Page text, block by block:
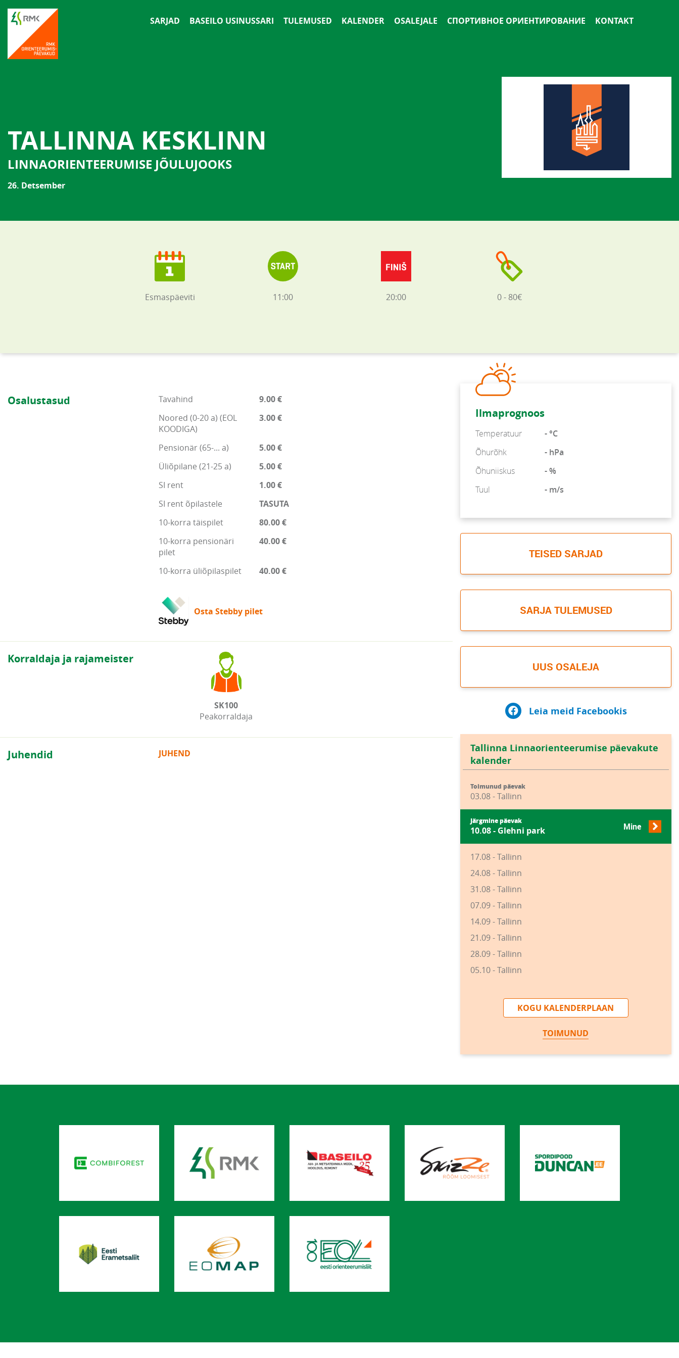
SARJAD BASEILO USINUSSARI TULEMUSED KALENDER OSALEJALE СПОРТИВНОЕ ОРИЕНТИРОВАНИЕ KONTAKT
TALLINNA KESKLINN
LINNAORIENTEERUMISE JÕULUJOOKS
26. Detsember
Esmaspäeviti 11:00 20:00 0 - 80€
Osalustasud Tavahind
9.00 €
Noored (0-20 a) (EOL
KOODIGA)
3.00 €
Pensionär (65-... a)
5.00 €
Üliõpilane (21-25 a)
5.00 €
SI rent
1.00 €
SI rent õpilastele
TASUTA
10-korra täispilet
80.00 €
10-korra pensionäri
pilet
40.00 €
10-korra üliõpilaspilet 40.00 €
Osta Stebby pilet
Korraldaja ja rajameister
SK100
Peakorraldaja
Juhendid JUHEND
Ilmaprognoos
Temperatuur
- °C
Õhurõhk
- hPa
Õhuniiskus
- %
Tuul
- m/s
TEISED SARJAD
SARJA TULEMUSED
UUS OSALEJA
Leia meid Facebookis
Tallinna Linnaorienteerumise päevakute
kalender
Toimunud päevak
03.08 - Tallinn
Järgmine päevak
10.08 - Glehni park Mine
17.08 - Tallinn
24.08 - Tallinn
31.08 - Tallinn
07.09 - Tallinn
14.09 - Tallinn
21.09 - Tallinn
28.09 - Tallinn
05.10 - Tallinn
KOGU KALENDERPLAAN
TOIMUNUD